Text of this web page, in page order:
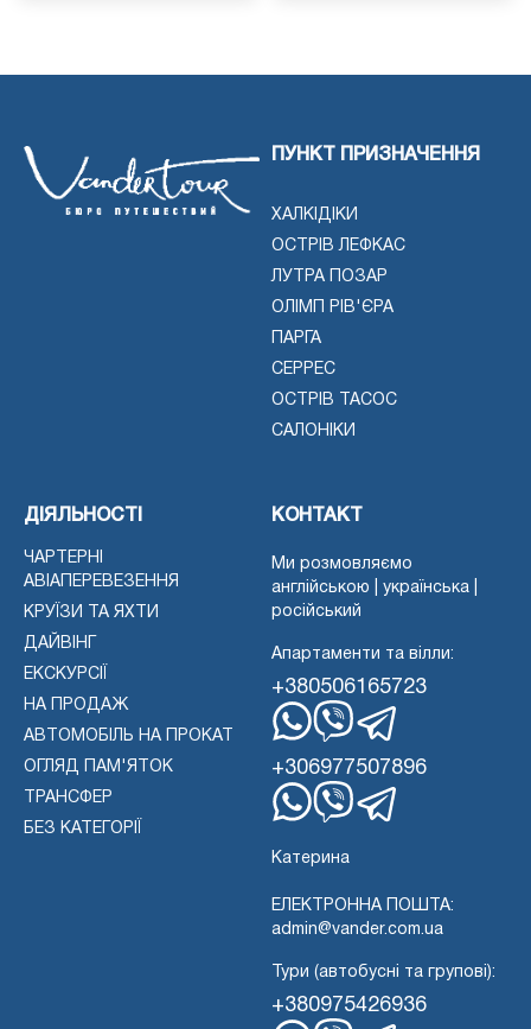
ПУНКТ ПРИЗНАЧЕННЯ
ХАЛКІДІКИ
ОСТРІВ ЛЕФКАС
ЛУТРА ПОЗАР
ОЛІМП РІВ'ЄРА
ПАРГА
СЕРРЕС
ОСТРІВ ТАСОС
САЛОНІКИ
ДІЯЛЬНОСТІ
ЧАРТЕРНІ
АВІАПЕРЕВЕЗЕННЯ
КРУЇЗИ ТА ЯХТИ
ДАЙВІНГ
ЕКСКУРСІЇ
НА ПРОДАЖ
АВТОМОБІЛЬ НА ПРОКАТ
ОГЛЯД ПАМ'ЯТОК
ТРАНСФЕР
БЕЗ КАТЕГОРІЇ
КОНТАКТ
Ми розмовляємо
англійською | українська |
російський
Апартаменти та вілли:
+380506165723
WhatsApp
Вайбер
Телеграма
+306977507896
Катерина
ЕЛЕКТРОННА ПОШТА:
admin@vander.com.ua
Тури (автобусні та групові):
+380975426936